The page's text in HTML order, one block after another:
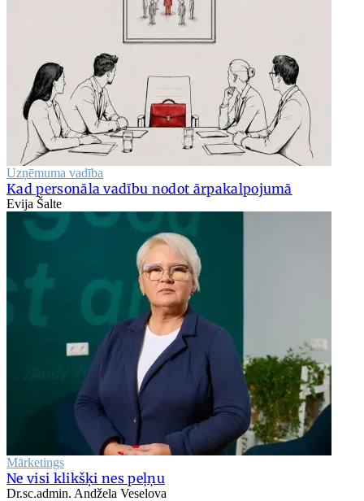
Uzņēmuma vadība
Kad personāla vadību nodot ārpakalpojumā
Evija Šalte
Mārketings
Ne visi klikšķi nes peļņu
Dr.sc.admin. Andžela Veselova